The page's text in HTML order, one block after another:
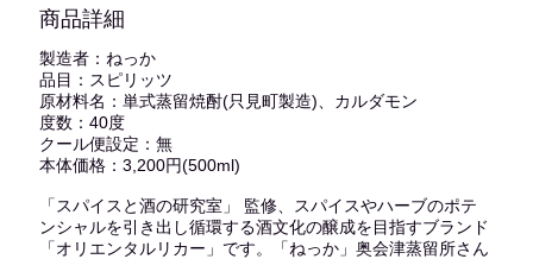
商品詳細
製造者：ねっか
品目：スピリッツ
原材料名：単式蒸留焼酎(只見町製造)、カルダモン
度数：40度
クール便設定：無
本体価格：3,200円(500ml)
「スパイスと酒の研究室」 監修、スパイスやハーブのポテ
ンシャルを引き出し循環する酒文化の醸成を目指すブランド
「オリエンタルリカー」です。「ねっか」奥会津蒸留所さん